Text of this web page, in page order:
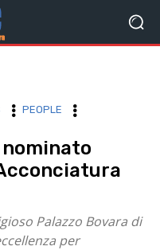
PEOPLE
Palazzo Bovara di
per